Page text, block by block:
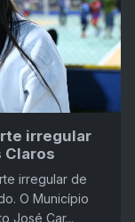
irregular
Claros
irregular de
O Município
José Car...